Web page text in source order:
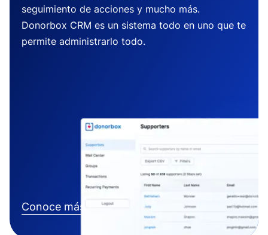
seguimiento de acciones y mucho más.
Donorbox CRM es un sistema todo en uno que te
permite administrarlo todo.
Conoce más